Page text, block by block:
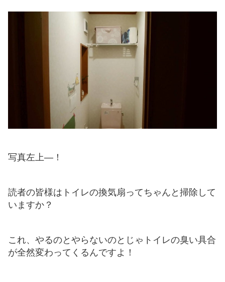
写真左上―！
読者の皆様はトイレの換気扇ってちゃんと掃除して
いますか？
これ、やるのとやらないのとじゃトイレの臭い具合
が全然変わってくるんですよ！